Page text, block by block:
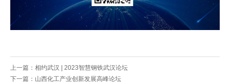
上一篇： 相约武汉 | 2023智慧钢铁武汉论坛
下一篇： 山西化工产业创新发展高峰论坛